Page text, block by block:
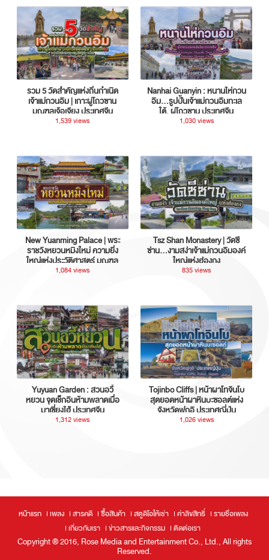
รวม 5 วัดสำคัญแห่งถิ่นกำเนิด
เจ้าแม่กวนอิม | เกาะผู่โถวซาน
มณฑลเจ้อเจียง ประเทศจีน
1,539 views
Nanhai Guanyin : หนานไห่กวน
อิม...รูปปั้นเจ้าแม่กวนอิมทะเล
ใต้, ผู่โถวซาน ประเทศจีน
1,030 views
New Yuanming Palace | พระ
ราชวังหยวนหมิงใหม่ ความยิ่ง
ใหญ่แห่งประวัติศาสตร์ มณฑล
กวางตุ้ง ประเทศจีน
1,084 views
Tsz Shan Monastery | วัดซี
ซ่าน…งามสง่าเจ้าแม่กวนอิมองค์
ใหญ่แห่งฮ่องกง
835 views
Yuyuan Garden : สวนอวี้
หยวน จุดเช็กอินห้ามพลาดเมื่อ
มาเซี่ยงไฮ้ ประเทศจีน
1,312 views
Tojinbo Cliffs | หน้าผาโทจินโบ
สุดยอดหน้าผาหินบะซอลต์แห่ง
จังหวัดฟุกุอิ ประเทศญี่ปุ่น
1,026 views
หน้าแรก เพลง สารคดี ซื้อสินค้า สตูดิโอให้เช่า ค่าลิขสิทธิ์
รายชื่อเพลง
เกี่ยวกับเรา
ข่าวสารและกิจกรรม ติดต่อเรา
Copyright ® 2016, Rose Media and Entertainment Co., Ltd., All rights
Reserved.